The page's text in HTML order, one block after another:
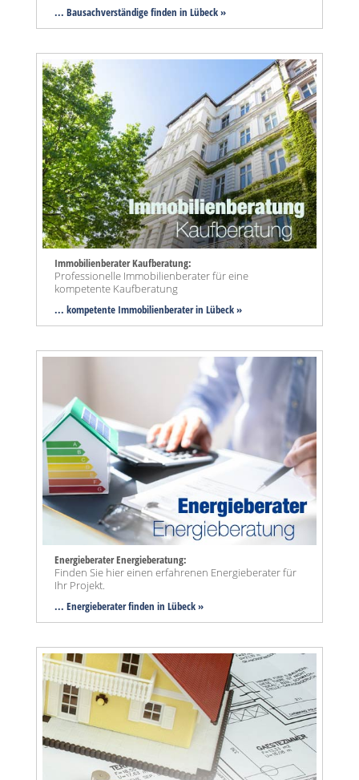
... Bausachverständige finden in Lübeck »
Immobilienberater Kaufberatung:
Professionelle Immobilienberater für eine
kompetente Kaufberatung
... kompetente Immobilienberater in Lübeck »
Energieberater Energieberatung:
Finden Sie hier einen erfahrenen Energieberater für
Ihr Projekt.
... Energieberater finden in Lübeck »